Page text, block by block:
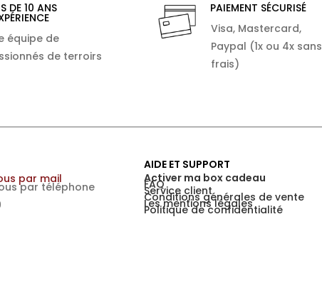
DE 10 ANS
équipe de
de terroirs
PAIEMENT SÉCURISÉ
Visa, Mastercard,
Paypal (1x ou 4x sans
frais)
par mail
par téléphone
AIDE ET SUPPORT
Activer ma box cadeau
FAQ
Service client
Conditions générales de vente
Les mentions légales
Politique de confidentialité